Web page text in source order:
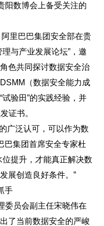
阳数博会上备受关注的
里巴巴集团安全部在贵
与产业发展论坛”，邀
色共同探讨数据安全治
（数据安全能力成
验田”的实践经验，并
证书。
广泛认可，可以作为数
巴集团首席安全专家杜
提升，才能真正解决数
展创造良好条件。”
手
员会副主任宋晓伟在
了当前数据安全的严峻